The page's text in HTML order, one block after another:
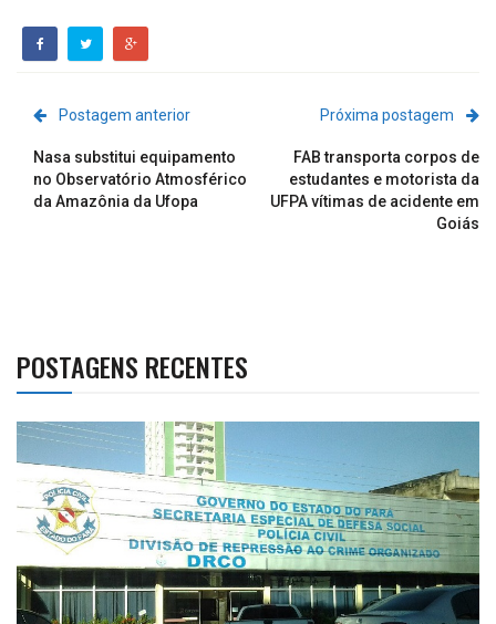
Postagem anterior
Nasa substitui equipamento
no Observatório Atmosférico
da Amazônia da Ufopa
Próxima postagem
FAB transporta corpos de
estudantes e motorista da
UFPA vítimas de acidente em
Goiás
POSTAGENS RECENTES